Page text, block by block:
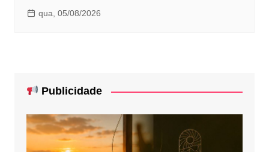
qua, 05/08/2026
Publicidade